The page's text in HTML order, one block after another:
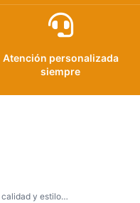
Atención personalizada
siempre
calidad y estilo…